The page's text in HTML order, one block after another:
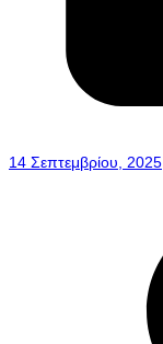
14 Σεπτεμβρίου, 2025